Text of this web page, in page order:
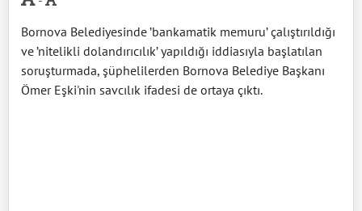
Bornova Belediyesinde ’bankamatik memuru’ çalıştırıldığı
ve ’nitelikli dolandırıcılık’ yapıldığı iddiasıyla başlatılan
soruşturmada, şüphelilerden Bornova Belediye Başkanı
Ömer Eşki'nin savcılık ifadesi de ortaya çıktı.